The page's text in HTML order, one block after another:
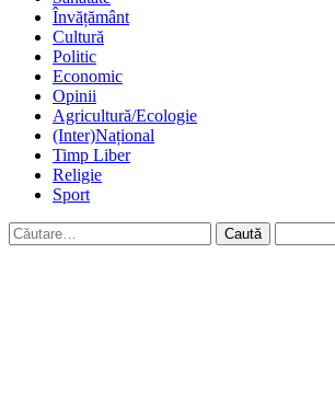
Învățământ
Cultură
Politic
Economic
Opinii
Agricultură/Ecologie
(Inter)Național
Timp Liber
Religie
Sport
Caută
după: